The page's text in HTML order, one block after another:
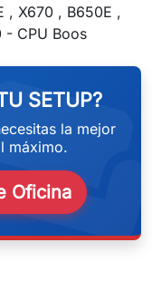
, X670 , B650E ,
- CPU Boos
SETUP?
la mejor
máximo.
Oficina